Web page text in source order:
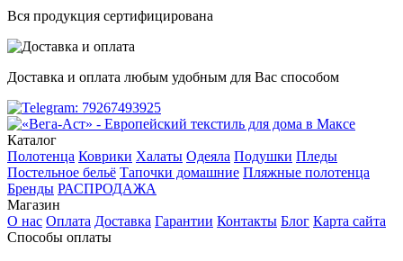
Вся продукция сертифицирована
Доставка и оплата любым удобным для Вас способом
Каталог
Полотенца Коврики Халаты Одеяла Подушки Пледы
Постельное бельё Тапочки домашние Пляжные полотенца
Бренды РАСПРОДАЖА
Магазин
О нас Оплата Доставка Гарантии Контакты Блог Карта сайта
Способы оплаты